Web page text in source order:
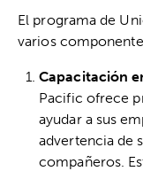
El programa de
varios
Capacitación
Pacific ofrece
ayudar a sus
advertencia de
compañeros.